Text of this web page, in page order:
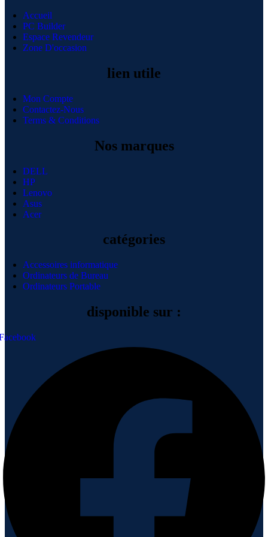
Accueil
PC Builder
Espace Revendeur
Zone D'occasion
lien utile
Mon Compte
Contactez-Nous
Terms & Conditions
Nos marques
DELL
HP
Lenovo
Asus
Acer
catégories
Accessoires informatique
Ordinateurs de Bureau
Ordinateurs Portable
disponible sur :